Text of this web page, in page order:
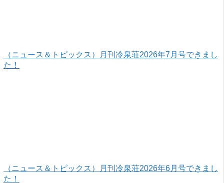
（ニュース＆トピックス）月刊冷泉荘2026年7月号できまし
た！
（ニュース＆トピックス）月刊冷泉荘2026年6月号できまし
た！